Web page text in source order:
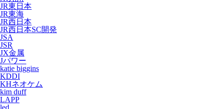
JR東日本
JR東海
JR西日本
JR西日本SC開発
JSA
JSR
JX金属
Jパワー
katie biggins
KDDI
KHネオケム
kim duff
LAPP
led